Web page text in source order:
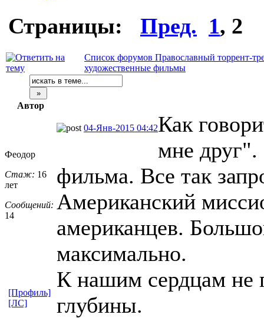
Страницы: Пред. 1, 2
Список форумов Православный торрент-
художественные фильмы
Автор
Феодор
Стаж: 16
лет
Сообщений:
14
04-Янв-2015 04:42Как
мне друг".
фильма. Все так
Американский
американцев.
максимально.
К нашим сердцам не
глубины.
[Профиль]
[ЛС]